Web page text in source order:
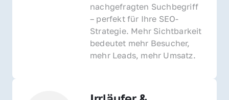
nachgefragten Suchbegriff
– perfekt für Ihre SEO-
Strategie. Mehr Sichtbarkeit
bedeutet mehr Besucher,
mehr Leads, mehr Umsatz.